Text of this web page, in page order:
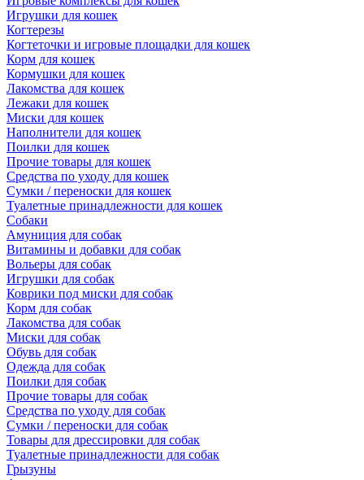
Игрушки для кошек
Когтерезы
Когтеточки и игровые площадки для кошек
Корм для кошек
Кормушки для кошек
Лакомства для кошек
Лежаки для кошек
Миски для кошек
Наполнители для кошек
Поилки для кошек
Прочие товары для кошек
Средства по уходу для кошек
Сумки / переноски для кошек
Туалетные принадлежности для кошек
Собаки
Амуниция для собак
Витамины и добавки для собак
Вольеры для собак
Игрушки для собак
Коврики под миски для собак
Корм для собак
Лакомства для собак
Миски для собак
Обувь для собак
Одежда для собак
Поилки для собак
Прочие товары для собак
Средства по уходу для собак
Сумки / переноски для собак
Товары для дрессировки для собак
Туалетные принадлежности для собак
Грызуны